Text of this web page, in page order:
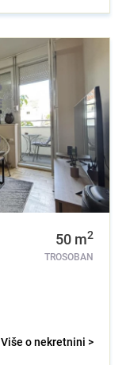
50 m2
TROSOBAN
Više o nekretnini >